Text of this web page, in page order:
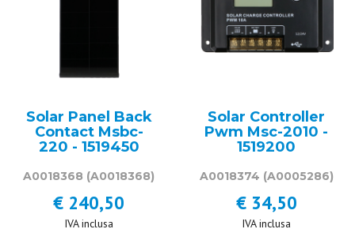
Solar Panel Back
Contact Msbc-
220 - 1519450
A0018368 (A0018368)
€ 240,50
IVA inclusa
Solar Controller
Pwm Msc-2010 -
1519200
A0018374 (A0005286)
€ 34,50
IVA inclusa